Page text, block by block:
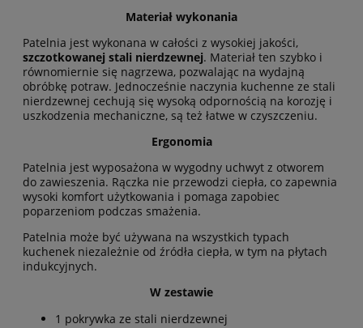
Materiał wykonania
Patelnia jest wykonana w całości z wysokiej jakości,
szczotkowanej stali nierdzewnej. Materiał ten szybko i
równomiernie się nagrzewa, pozwalając na wydajną
obróbkę potraw. Jednocześnie naczynia kuchenne ze stali
nierdzewnej cechują się wysoką odpornością na korozję i
uszkodzenia mechaniczne, są też łatwe w czyszczeniu.
Ergonomia
Patelnia jest wyposażona w wygodny uchwyt z otworem
do zawieszenia. Rączka nie przewodzi ciepła, co zapewnia
wysoki komfort użytkowania i pomaga zapobiec
poparzeniom podczas smażenia.
Patelnia może być używana na wszystkich typach
kuchenek niezależnie od źródła ciepła, w tym na płytach
indukcyjnych.
W zestawie
1 pokrywka ze stali nierdzewnej